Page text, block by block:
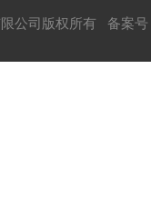
公司版权所有 备案号